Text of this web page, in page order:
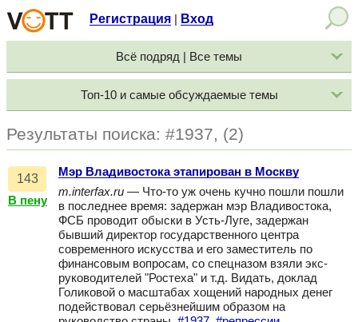
Регистрация Вход
Всё подряд | Все темы
Топ-10 и самые обсуждаемые темы
Результаты поиска: #1937, (2)
143
В пену
Мэр Владивостока этапирован в Москву
m.interfax.ru — Что-то уж очень кучно пошли пошли
в последнее время: задержан мэр Владивостока,
ФСБ проводит обыски в Усть-Луге, задержан
бывший директор государственного центра
современного искусства и его заместитель по
финансовым вопросам, со спецназом взяли экс-
руководителей "Ростеха" и т.д. Видать, доклад
Голиковой о масштабах хощений народных денег
подействовал серьёзнейшим образом на